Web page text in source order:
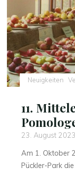
Neuigkeiten
11.
23. August 2023
Am 1. Oktober
Pückler-Park